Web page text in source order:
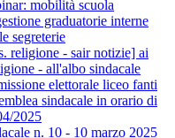
mobilità scuola
graduatorie interne
segreterie
religione - sair notizie] ai
- all'albo sindacale
elettorale liceo fanti
sindacale in orario di
2025
n. 10 - 10 marzo 2025